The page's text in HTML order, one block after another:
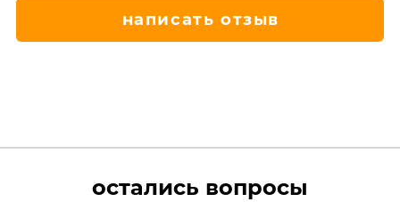
написать отзыв
остались вопросы